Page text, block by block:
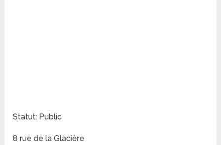
Statut: Public
8 rue de la Glacière